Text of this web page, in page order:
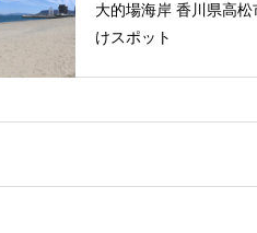
大的場海岸 香川県高松
けスポット